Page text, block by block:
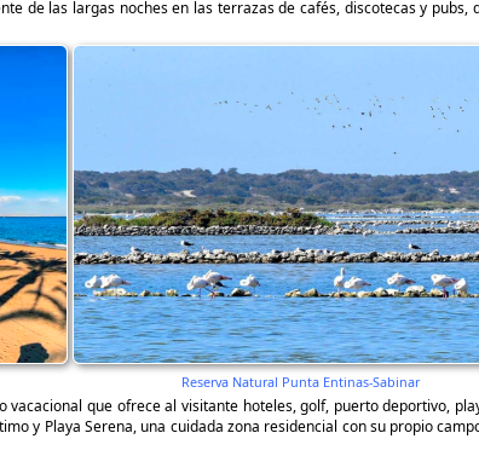
de las largas noches en las terrazas de cafés, discotecas y
Reserva Natural Punta Entinas-Sabinar
vacacional que ofrece al visitante hoteles, golf, puerto deportivo,
y Playa Serena, una cuidada zona residencial con su propio